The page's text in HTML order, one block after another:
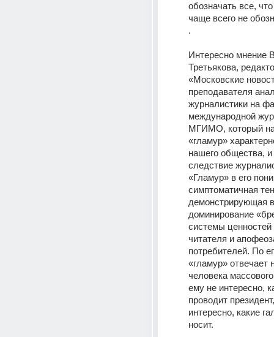
обозначать все,
чаще всего не
.
Интересно мнение
Третьякова,
«Московские
преподавателя
журналистики на
международной
МГИМО, который
«гламур»
нашего общества, и
следствие
«Гламур» в его
симптоматичная
демонстрирующая
доминирование
системы ценностей
читателя и
потребителей. По
«гламур» отвечает
человека
ему не интересно,
проводит
интересно, какие
носит.